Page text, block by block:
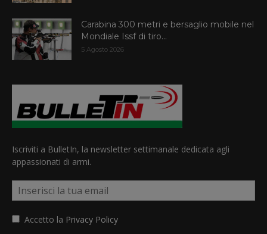
Carabina 300 metri e bersaglio mobile nel
Mondiale Issf di tiro...
5 Agosto 2026
Iscriviti a BulletIn, la newsletter settimanale dedicata agli
appassionati di armi.
Accetto la Privacy Policy